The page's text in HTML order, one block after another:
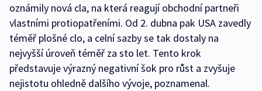
oznámily nová cla, na která reagují obchodní partneři
vlastními protiopatřeními. Od 2. dubna pak USA zavedly
téměř plošné clo, a celní sazby se tak dostaly na
nejvyšší úroveň téměř za sto let. Tento krok
představuje výrazný negativní šok pro růst a zvyšuje
nejistotu ohledně dalšího vývoje, poznamenal.